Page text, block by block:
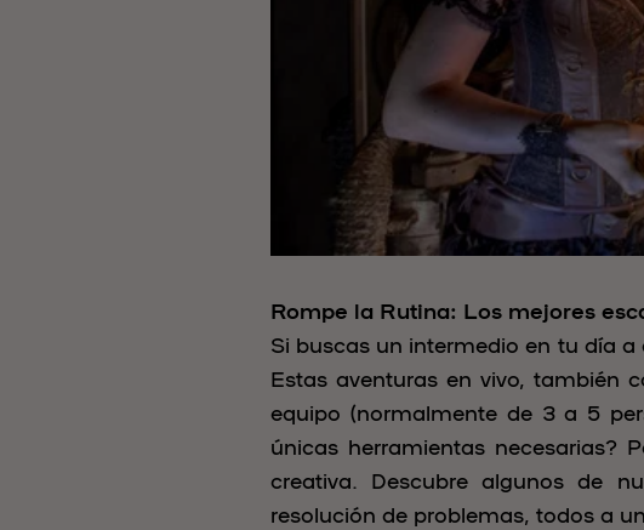
Rompe la Rutina: Los mejores
Si buscas un intermedio en tu día
Estas aventuras en vivo, también
equipo (normalmente de 3 a 5
únicas herramientas necesarias?
creativa. Descubre algunos de
resolución de problemas, todos a